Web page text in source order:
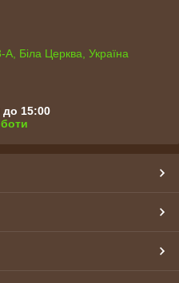
А, Біла Церква, Україна
до 15:00